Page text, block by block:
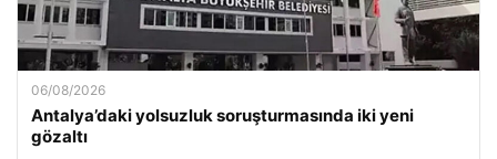
06/08/2026
Antalya’daki yolsuzluk soruşturmasında iki yeni
gözaltı